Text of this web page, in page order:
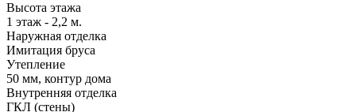
Высота этажа
1 этаж - 2,2 м.
Наружная отделка
Имитация бруса
Утепление
50 мм, контур дома
Внутренняя отделка
ГКЛ (стены)